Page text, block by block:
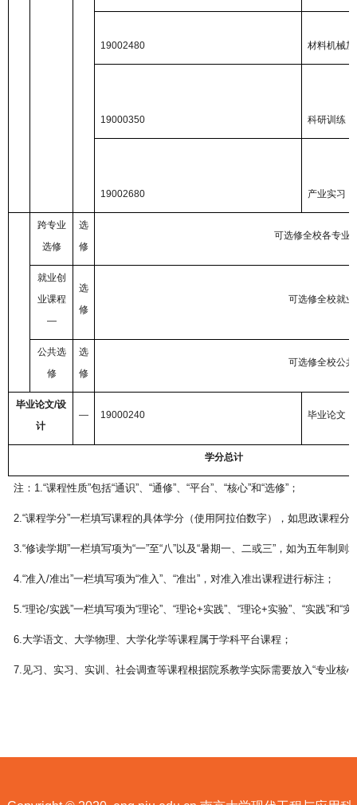
19002480 材料机械
19000350 科研训练
19002680 产业实习
跨专业
选修
选
修
可选修全校各专业
就业创
业课程
—
选
修
可选修全校就
公共选
修
选
修
可选修全校公
毕业论文/设
计
— 19000240 毕业论文
学分总计
注： 1.“课程性质”包括“通识”、“通修”、“平台”、“核心”和“选修”；
2.“课程学分”一栏填写课程的具体学分（使用阿拉伯数字），如思政课程分
3.“修读学期”一栏填写项为“一”至“八”以及“暑期一、二或三”，如为五年制则
4.“准入/准出”一栏填写项为“准入”、“准出”，对准入准出课程进行标注；
5.“理论/实践”一栏填写项为“理论”、“理论+实践”、“理论+实验”、“实践”和“实
6.大学语文、大学物理、大学化学等课程属于学科平台课程；
7. 见习、实习、实训、社会调查等课程根据院系教学实际需要放入“专业核心